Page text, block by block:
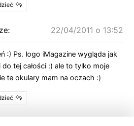
22/04/2011 o 13:52
:) Ps. logo iMagazine wygląda jak
tej całości :) ale to tylko moje
te okulary mam na oczach :)